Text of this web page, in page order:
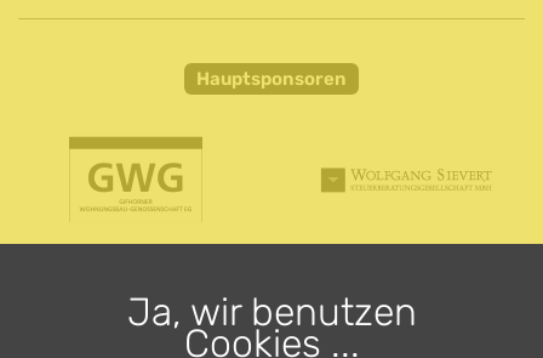
Hauptsponsoren
Ja, wir benutzen
Cookies ...